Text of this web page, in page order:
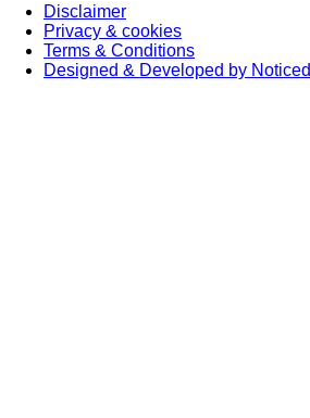
Disclaimer
Privacy & cookies
Terms & Conditions
Designed & Developed by Noticed